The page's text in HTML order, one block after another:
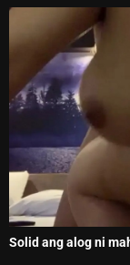
Solid ang alog ni